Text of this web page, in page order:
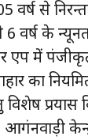
वर्ष से
से 6 वर्ष के
एप में
का
प्रयास
आगंनवाड़ी